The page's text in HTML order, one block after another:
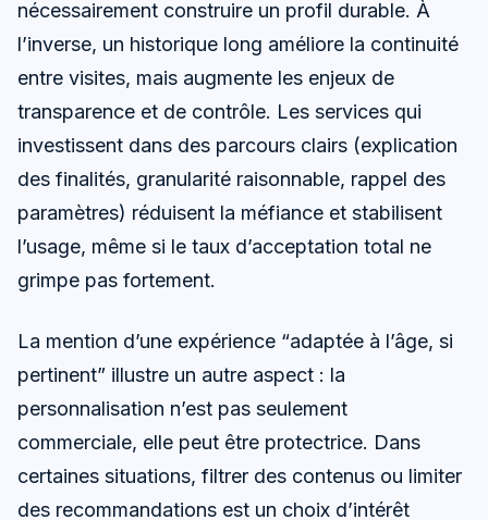
nécessairement construire un profil durable. À
l’inverse, un historique long améliore la continuité
entre visites, mais augmente les enjeux de
transparence et de contrôle. Les services qui
investissent dans des parcours clairs (explication
des finalités, granularité raisonnable, rappel des
paramètres) réduisent la méfiance et stabilisent
l’usage, même si le taux d’acceptation total ne
grimpe pas fortement.
La mention d’une expérience “adaptée à l’âge, si
pertinent” illustre un autre aspect : la
personnalisation n’est pas seulement
commerciale, elle peut être protectrice. Dans
certaines situations, filtrer des contenus ou limiter
des recommandations est un choix d’intérêt